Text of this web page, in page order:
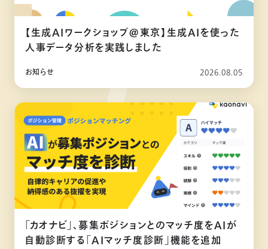
【生成AIワークショップ@東京】生成AIを使った
人事データ分析を実践しました
お知らせ 2026.08.05
「カオナビ」、募集ポジションとのマッチ度をAIが
自動診断する「AIマッチ度診断」機能を追加